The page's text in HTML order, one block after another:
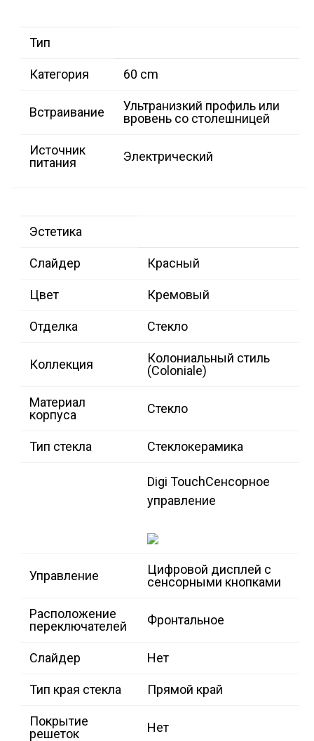
Тип
Категория 60 cm
Встраивание
Ультранизкий профиль или
вровень со столешницей
Источник
питания
Электрический
Эстетика
Слайдер Красный
Цвет Кремовый
Отделка Стекло
Коллекция
Колониальный стиль
(Coloniale)
Материал
корпуса
Стекло
Тип стекла Стеклокерамика
Digi TouchСенсорное
управление
Управление
Цифровой дисплей с
сенсорными кнопками
Расположение
переключателей
Фронтальное
Слайдер Нет
Тип края стекла Прямой край
Покрытие
решеток
Нет